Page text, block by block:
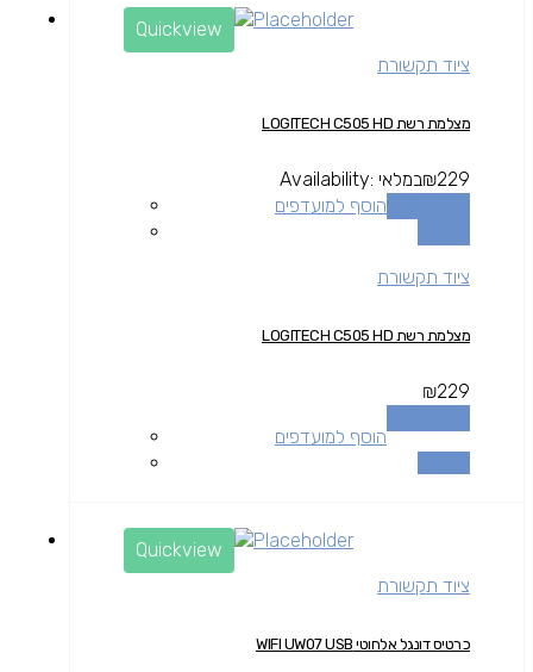
Quickview
ציוד תקשורת
מצלמת רשת LOGITECH C505 HD
₪229
Availability: במלאי
הוסף למועדפים
ציוד תקשורת
מצלמת רשת LOGITECH C505 HD
₪229
הוסף למועדפים
Quickview
ציוד תקשורת
כרטיס דונגל אלחוטי WIFI UW07 USB